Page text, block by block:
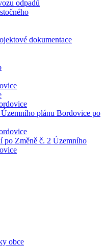
odpadů
dokumentace
plánu Bordovice po
po Změně č. 2 Územního
obce